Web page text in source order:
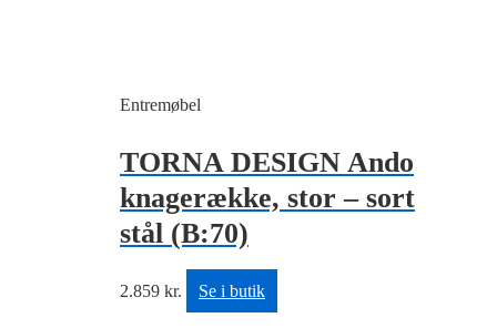
Entremøbel
TORNA DESIGN Ando
knagerække, stor – sort
stål (B:70)
2.859 kr. Se i butik